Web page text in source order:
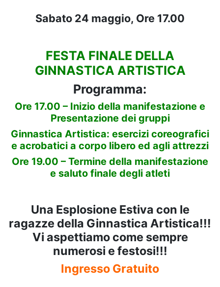
Sabato 24 maggio, Ore 17.00
FESTA FINALE DELLA
GINNASTICA ARTISTICA
Programma:
Ore 17.00 – Inizio della manifestazione e
Presentazione dei gruppi
Ginnastica Artistica: esercizi coreografici
e acrobatici a corpo libero ed agli attrezzi
Ore 19.00 – Termine della manifestazione
e saluto finale degli atleti
Una Esplosione Estiva con le
ragazze della Ginnastica Artistica!!!
Vi aspettiamo come sempre
numerosi e festosi!!!
Ingresso Gratuito